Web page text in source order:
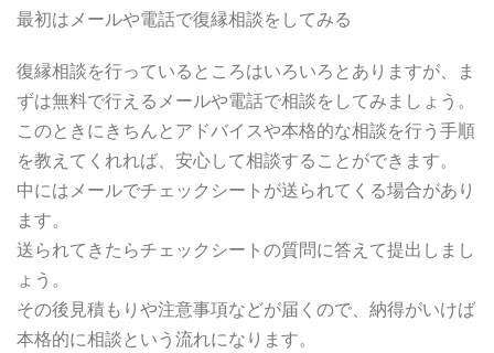
最初はメールや電話で復縁相談をしてみる
復縁相談を行っているところはいろいろとありますが、ま
ずは無料で行えるメールや電話で相談をしてみましょう。
このときにきちんとアドバイスや本格的な相談を行う手順
を教えてくれれば、安心して相談することができます。
中にはメールでチェックシートが送られてくる場合があり
ます。
送られてきたらチェックシートの質問に答えて提出しまし
ょう。
その後見積もりや注意事項などが届くので、納得がいけば
本格的に相談という流れになります。